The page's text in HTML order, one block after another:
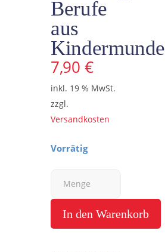
Berufe
aus
Kindermunde
7,90 €
inkl. 19 % MwSt.
zzgl.
Versandkosten
Vorrätig
Archäologe
Notizbuch,
Menge
In den Warenkorb